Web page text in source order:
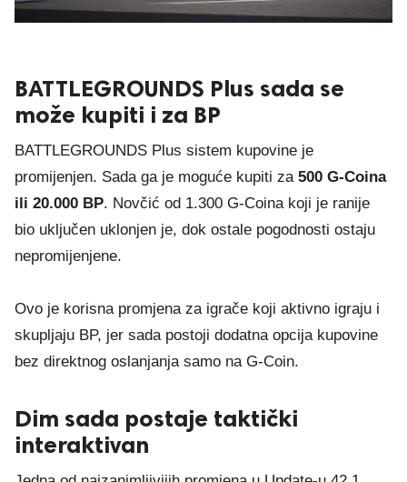
BATTLEGROUNDS Plus sada se
može kupiti i za BP
BATTLEGROUNDS Plus sistem kupovine je
promijenjen. Sada ga je moguće kupiti za 500 G-Coina
ili 20.000 BP. Novčić od 1.300 G-Coina koji je ranije
bio uključen uklonjen je, dok ostale pogodnosti ostaju
nepromijenjene.
Ovo je korisna promjena za igrače koji aktivno igraju i
skupljaju BP, jer sada postoji dodatna opcija kupovine
bez direktnog oslanjanja samo na G-Coin.
Dim sada postaje taktički
interaktivan